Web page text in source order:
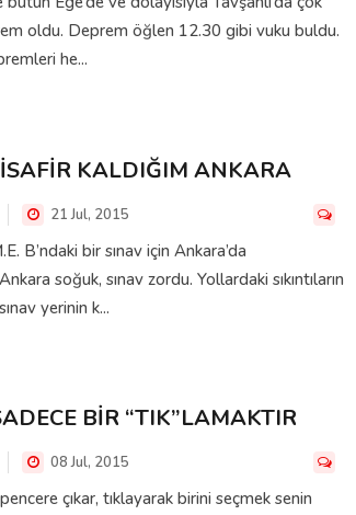
oldu. Deprem öğlen 12.30 gibi vuku buldu.
he...
KALDIĞIM ANKARA
21 Jul, 2015
B’ndaki bir sınav için Ankara’da
soğuk, sınav zordu. Yollardaki sıkıntıların
yerinin k...
BİR “TIK”LAMAKTIR
08 Jul, 2015
çıkar, tıklayarak birini seçmek senin